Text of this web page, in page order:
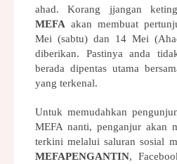
MEFA akan membuat
Mei (sabtu) dan 14 Mei
diberikan. Pastinya anda
berada dipentas utama
yang terkenal.
Untuk memudahkan
MEFA nanti, penganjur akan
MEFAPENGANTIN,